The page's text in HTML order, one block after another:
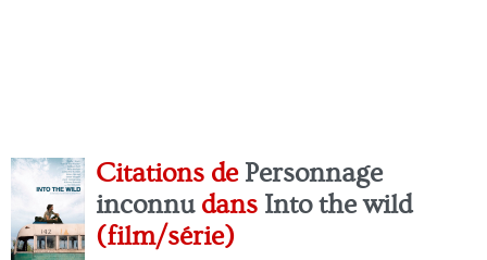
Citations de Personnage
inconnudans Into the wild
(film/série)